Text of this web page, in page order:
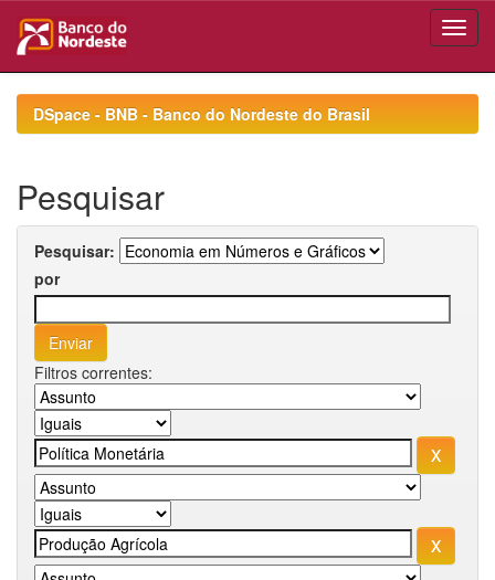
navigationDSpace - BNB - Banco do Nordeste do Brasil
Pesquisar
Pesquisar:
por
Filtros correntes: